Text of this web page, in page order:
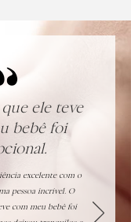
ele teve
bebê foi
excelente com o
pessoa incrível. O
com meu bebê foi